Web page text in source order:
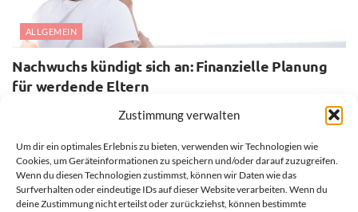
Zustimmung verwalten
Um dir ein optimales Erlebnis zu bieten, verwenden wir Technologien wie
Cookies, um Geräteinformationen zu speichern und/oder darauf zuzugreifen.
Wenn du diesen Technologien zustimmst, können wir Daten wie das
Surfverhalten oder eindeutige IDs auf dieser Website verarbeiten. Wenn du
deine Zustimmung nicht erteilst oder zurückziehst, können bestimmte
ALLGEMEIN
Nachwuchs kündigt sich an: Finanzielle Planung
für werdende Eltern